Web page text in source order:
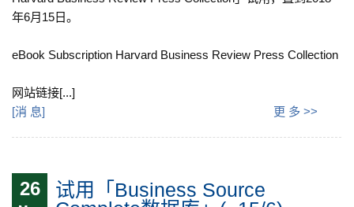
年6月15日。
eBook Subscription Harvard Business Review Press Collection
网站链接[...]
[消 息] 更 多 >>
26
试用「Business Source